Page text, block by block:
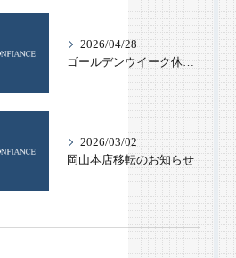
2026/04/28
ゴールデンウイーク休業のお知らせ
2026/03/02
岡山本店移転のお知らせ